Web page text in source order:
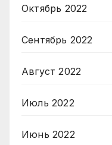
Октябрь 2022
Сентябрь 2022
Август 2022
Июль 2022
Июнь 2022